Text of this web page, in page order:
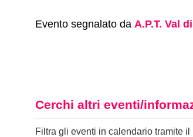
Evento segnalato da A.P.T. Val
Cerchi altri eventi/
Filtra gli eventi in calendario tramite il